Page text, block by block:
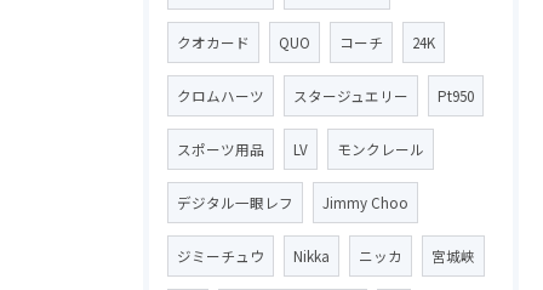
クオカード QUO コーチ 24K
クロムハーツ スタージュエリー Pt950
スポーツ用品 LV モンクレール
デジタル一眼レフ Jimmy Choo
ジミーチュウ Nikka ニッカ 宮城峡